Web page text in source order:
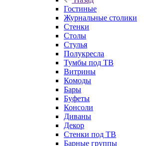
Гостиные
Журнальные столики
Стенки
Столы
Стулья
Полукресла
Тумбы под ТВ
Витрины
Комоды
Бары
Буфеты
Консоли
Диваны
Декор
Стенки под ТВ
Барные группы